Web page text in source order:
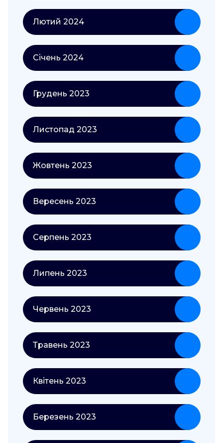
Лютий 2024
Січень 2024
Грудень 2023
Листопад 2023
Жовтень 2023
Вересень 2023
Серпень 2023
Липень 2023
Червень 2023
Травень 2023
Квітень 2023
Березень 2023